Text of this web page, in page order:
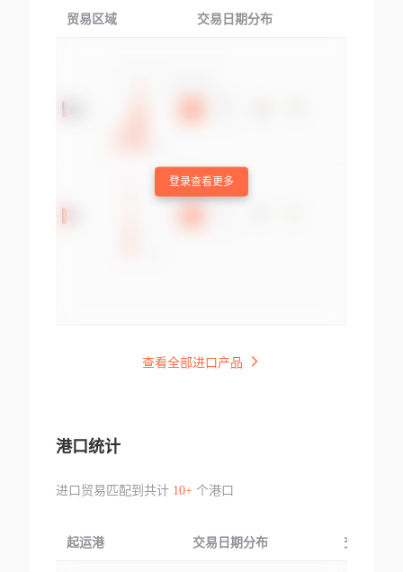
贸易区域 交易日期分布
登录查看更多
查看全部进口产品
港口统计
进口贸易匹配到共计 10+个港口
起运港 交易日期分布 交易产品